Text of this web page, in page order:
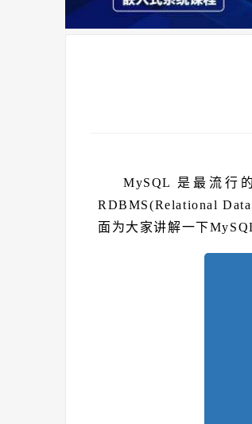
MySQL 是最流行
RDBMS(Relational
面为大家讲解一下